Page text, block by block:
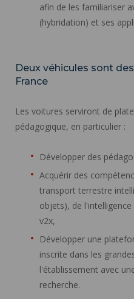
afin de les familiariser
(hybridation) et ses
Deux véhicules sont
France
Les voitures serviront de
pédagogique, en particulier :
Développer des
Acquérir des
transport terrestre
objets), de
v2x,
Développer une
inscrite dans les
l'établissement avec
recherche.